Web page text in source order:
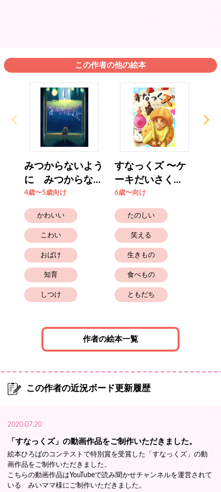
この作者の他の絵本
みつからないよう
に みつからな...
4歳〜5歳向け
かわいい
こわい
おばけ
知育
しつけ
すなっくズ 〜ケ
ーキだいさく...
6歳〜向け
たのしい
笑える
生きもの
食べもの
ともだち
作者の絵本一覧
この作者の近況ボード更新履歴
2020.07.20
「すなっくズ」の動画作品をご制作いただきました。
絵本ひろばのコンテストで特別賞を受賞した「すなっくズ」の動
画作品をご制作いただきました。
こちらの動画作品はYouTubeで読み聞かせチャンネルを運営されて
いる みいママ様にご制作いただきました。